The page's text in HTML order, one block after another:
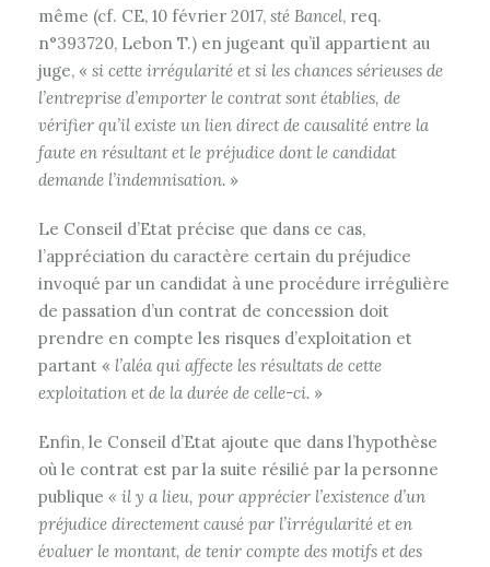
même (cf. CE, 10 février 2017, sté Bancel, req.
n°393720, Lebon T.) en jugeant qu’il appartient au
juge, « si cette irrégularité et si les chances sérieuses de
l’entreprise d’emporter le contrat sont établies, de
vérifier qu’il existe un lien direct de causalité entre la
faute en résultant et le préjudice dont le candidat
demande l’indemnisation. »
Le Conseil d’Etat précise que dans ce cas,
l’appréciation du caractère certain du préjudice
invoqué par un candidat à une procédure irrégulière
de passation d’un contrat de concession doit
prendre en compte les risques d’exploitation et
partant « l’aléa qui affecte les résultats de cette
exploitation et de la durée de celle-ci. »
Enfin, le Conseil d’Etat ajoute que dans l’hypothèse
où le contrat est par la suite résilié par la personne
publique « il y a lieu, pour apprécier l’existence d’un
préjudice directement causé par l’irrégularité et en
évaluer le montant, de tenir compte des motifs et des